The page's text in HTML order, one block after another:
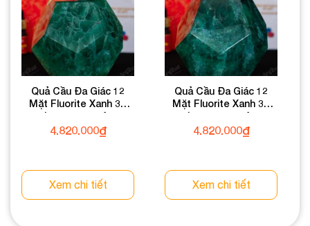
Quả Cầu Đa Giác 12
Mặt Fluorite Xanh 3A
3,16kg 013-0133A-3,16
4.820.000₫
Xem chi tiết
Quả Cầu Đa Giác 12
Mặt Fluorite Xanh 3A
3,16kg 013-0133A-3,16
4.820.000₫
Xem chi tiết